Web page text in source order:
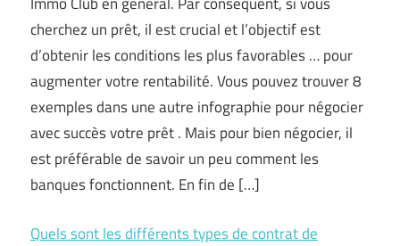
cherchez un prêt, il est crucial et l’objectif est
d’obtenir les conditions les plus favorables … pour
augmenter votre rentabilité. Vous pouvez trouver 8
exemples dans une autre infographie pour négocier
avec succès votre prêt . Mais pour bien négocier, il
est préférable de savoir un peu comment les
banques fonctionnent. En fin de […]
Quels sont les différents types de contrat de